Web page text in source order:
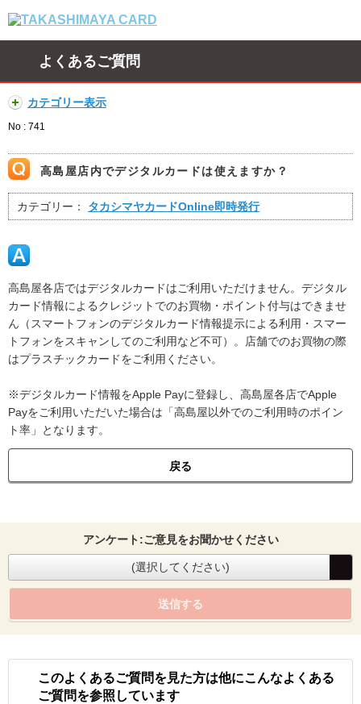
よくあるご質問
カテゴリー表示
No : 741
高島屋店内でデジタルカードは使えますか？
カテゴリー： タカシマヤカードOnline即時発行
高島屋各店ではデジタルカードはご利用いただけません。デジタル
カード情報によるクレジットでのお買物・ポイント付与はできませ
ん（スマートフォンのデジタルカード情報提示による利用・スマー
トフォンをスキャンしてのご利用など不可）。店舗でのお買物の際
はプラスチックカードをご利用ください。
※デジタルカード情報をApple Payに登録し、高島屋各店でApple
Payをご利用いただいた場合は「高島屋以外でのご利用時のポイン
ト率」となります。
戻る
アンケート:ご意見をお聞かせください
(選択してください)
送信する
このよくあるご質問を見た方は他にこんなよくある
ご質問を参照しています